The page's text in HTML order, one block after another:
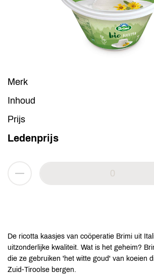
Merk
Inhoud
Prijs
Ledenprijs
De ricotta kaasjes van coöperatie Brimi uit
uitzonderlijke kwaliteit. Wat is het geheim?
die ze gebruiken 'het witte goud' van koeien
Zuid-Tiroolse bergen.